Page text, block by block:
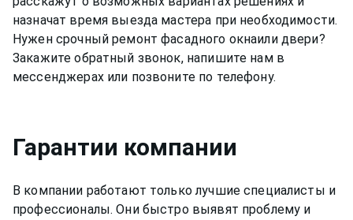
назначат время выезда мастера при необходимости.
Нужен срочный ремонтфасадного окнаили двери?
Закажите обратный звонок, напишите нам в
мессенджерах или позвоните по телефону.
Гарантии компании
В компании работают только лучшие специалисты и
профессионалы. Они быстро выявят проблему и